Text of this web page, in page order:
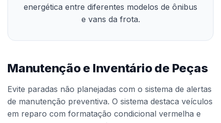
energética entre diferentes modelos de ônibus
e vans da frota.
Manutenção e Inventário de Peças
Evite paradas não planejadas com o sistema de alertas
de manutenção preventiva. O sistema destaca veículos
em reparo com formatação condicional vermelha e